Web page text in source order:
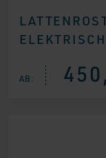
ELEKTRISCH
AB: